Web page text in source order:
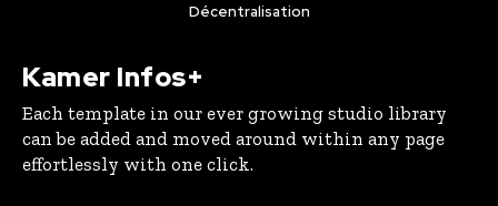
Décentralisation
Kamer Infos+
Each template in our ever growing studio library
can be added and moved around within any page
effortlessly with one click.